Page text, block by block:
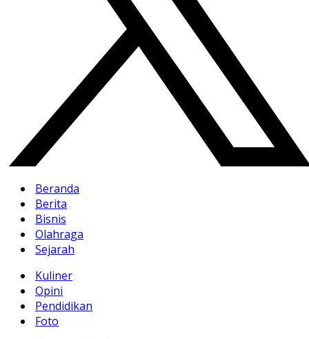
Beranda
Berita
Bisnis
Olahraga
Sejarah
Kuliner
Opini
Pendidikan
Foto